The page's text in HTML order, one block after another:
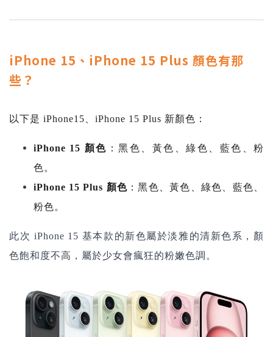
iPhone 15、iPhone 15 Plus 顏色有那
些？
以下是 iPhone15 、iPhone 15 Plus 新顏色 ：
iPhone 15 顏色 ：黑色、黃色、綠色、藍色、粉
色。
iPhone 15 Plus 顏色 ：黑色、黃色、綠色、藍色、
粉色。
此次 iPhone 15 基本款的新色屬於淡雅的清新色系，顏
色飽和度不高，屬於少女會瘋狂的粉嫩色調。